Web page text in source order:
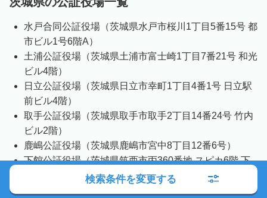
水戸合同公証役場（茨城県水戸市桜川1丁目5番15号 都
市ビル1号6階A）
土浦公証役場（茨城県土浦市富士崎1丁目7番21号 和光
ビル4階）
日立公証役場（茨城県日立市幸町1丁目4番1号 日立駅
前ビル4階）
取手公証役場（茨城県取手市取手2丁目14番24号 竹内
ビル2階）
鹿嶋公証役場（茨城県鹿嶋市宮中8丁目12番6号）
下館公証役場（茨城県筑西市丙360番地 スピカ6階 下
館商工会議所内）検索条件を変更する